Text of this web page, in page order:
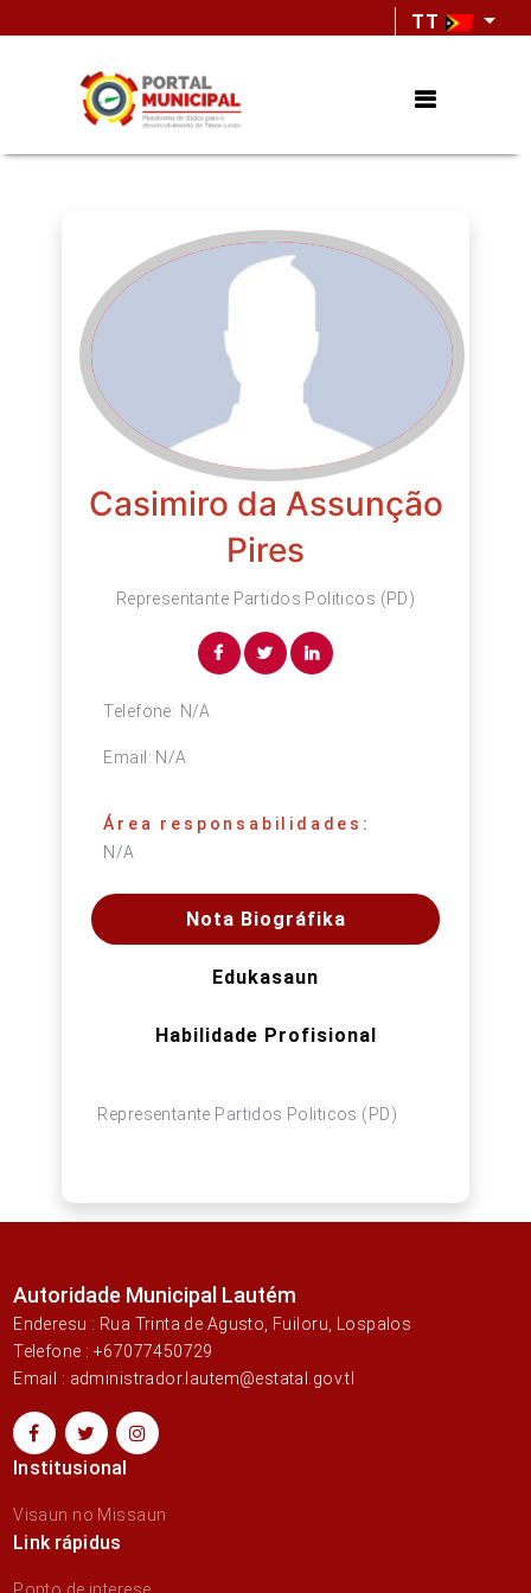
TT
Casimiro da Assunção
Pires
Representante Partidos Politicos (PD)
Telefone: N/A
Email: N/A
Área responsabilidades:
N/A
Nota Biográfika
Edukasaun
Habilidade Profisional
Representante Partidos Politicos (PD)
Autoridade Municipal Lautém
Enderesu : Rua Trinta de Agusto, Fuiloru, Lospalos
Telefone : +67077450729
Email : administrador.lautem@estatal.gov.tl
Institusional
Visaun no Missaun
Link rápidus